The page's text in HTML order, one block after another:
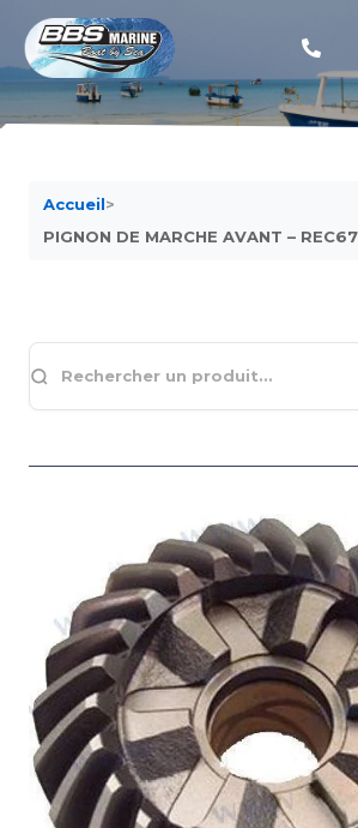
Accueil>
PIGNON DE MARCHE AVANT –